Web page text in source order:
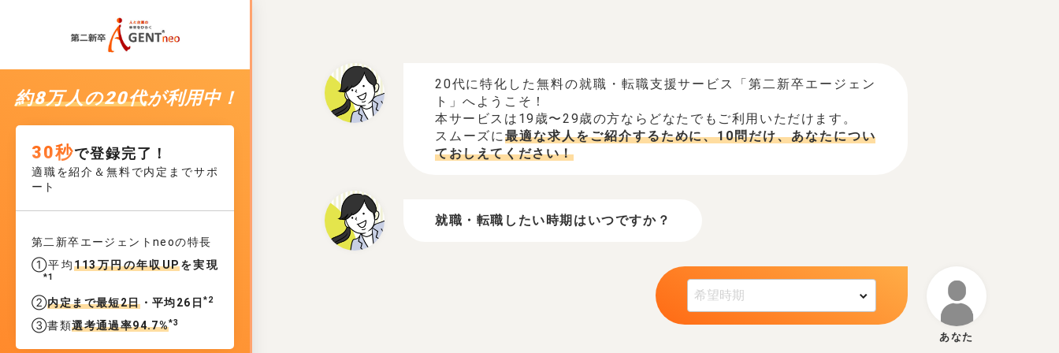
約8万人の20代が利用中！
30秒で登録完了！
適職を紹介＆無料で内定までサポ
ート
第二新卒エージェントneoの特長
①平均113万円の年収UPを実現
*1
②内定まで最短2日・平均26日*2
③書類選考通過率94.7%*3
20代に特化した無料の就職・転職支援サービス「第二新卒エージェン
ト」へようこそ！
本サービスは19歳〜29歳の方ならどなたでもご利用いただけます。
スムーズに最適な求人をご紹介するために、10問だけ、あなたについ
ておしえてください！
就職・転職したい時期はいつですか？